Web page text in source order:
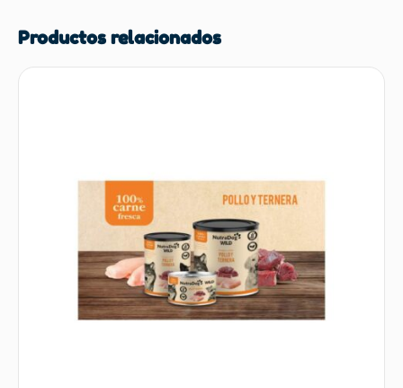
Productos relacionados